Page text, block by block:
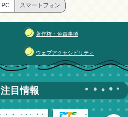
PC スマートフォン
著作権・免責事項
ウェブアクセシビリティ
注目情報